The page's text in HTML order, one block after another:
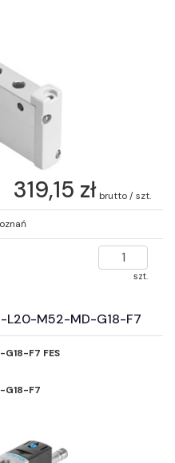
319,15 zł brutto / szt.
szt.
L20-M52-MD-G18-F7
F7 FES
G18-F7